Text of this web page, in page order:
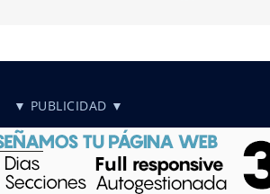
▼ PUBLICIDAD ▼